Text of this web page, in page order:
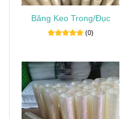
Băng Keo Trong/Đục
(0)